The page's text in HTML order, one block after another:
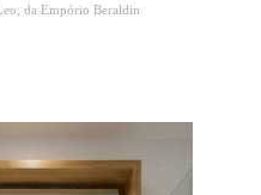
da Empório Beraldin